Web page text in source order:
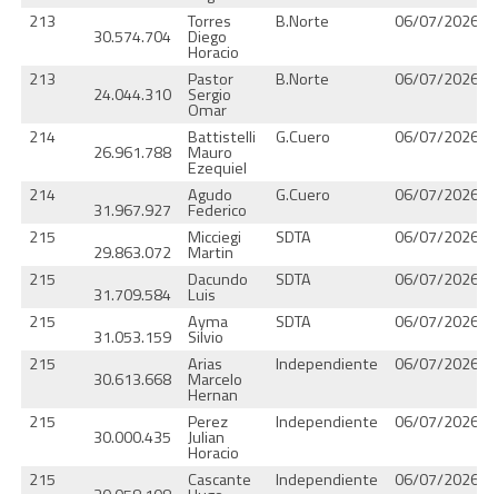
213
30.574.704
Torres
Diego
Horacio
B.Norte 06/07/2026
213
24.044.310
Pastor
Sergio
Omar
B.Norte 06/07/2026
214
26.961.788
Battistelli
Mauro
Ezequiel
G.Cuero 06/07/2026
214
31.967.927
Agudo
Federico
G.Cuero 06/07/2026
215
29.863.072
Micciegi
Martin
SDTA 06/07/2026
215
31.709.584
Dacundo
Luis
SDTA 06/07/2026
215
31.053.159
Ayma
Silvio
SDTA 06/07/2026
215
30.613.668
Arias
Marcelo
Hernan
Independiente 06/07/2026
215
30.000.435
Perez
Julian
Horacio
Independiente 06/07/2026
215 Cascante Independiente 06/07/2026